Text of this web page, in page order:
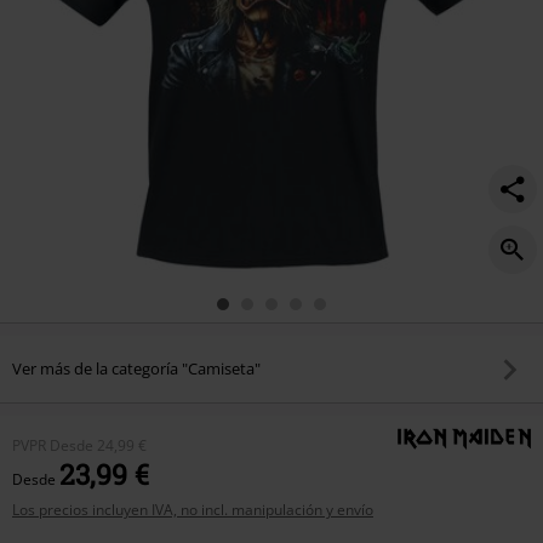
Ver más de la categoría "Camiseta"
PVPR Desde 24,99 €
Desde 23,99 €
Los precios incluyen IVA, no incl. manipulación y envío